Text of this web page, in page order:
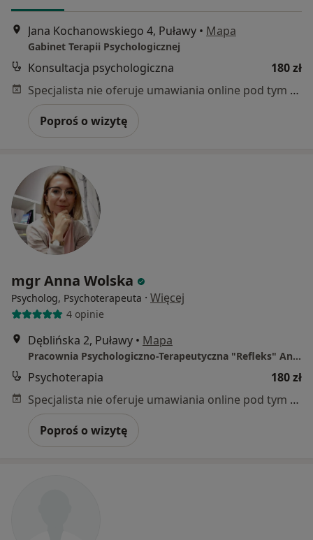
Jana Kochanowskiego 4, Puławy • Mapa
Gabinet Terapii Psychologicznej
Konsultacja psychologiczna
180 zł
Specjalista nie oferuje umawiania online pod tym adresem.
Poproś o wizytę
mgr Anna Wolska
Psycholog, Psychoterapeuta · Więcej
4 opinie
Dęblińska 2, Puławy • Mapa
Pracownia Psychologiczno-Terapeutyczna "Refleks" Anna Wolska
Psychoterapia
180 zł
Specjalista nie oferuje umawiania online pod tym adresem.
Poproś o wizytę